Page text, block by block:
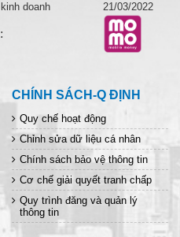
doanh
21/03/2022
CHÍNH SÁCH-Q ĐỊNH
Quy chế hoạt động
Chỉnh sửa dữ liệu cá nhân
Chính sách bảo vệ thông tin
Cơ chế giải quyết tranh chấp
Quy trình đăng và quản lý
thông tin